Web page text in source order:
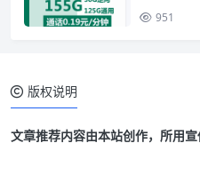
951
版权说明
文章推荐内容由本站创作，所用